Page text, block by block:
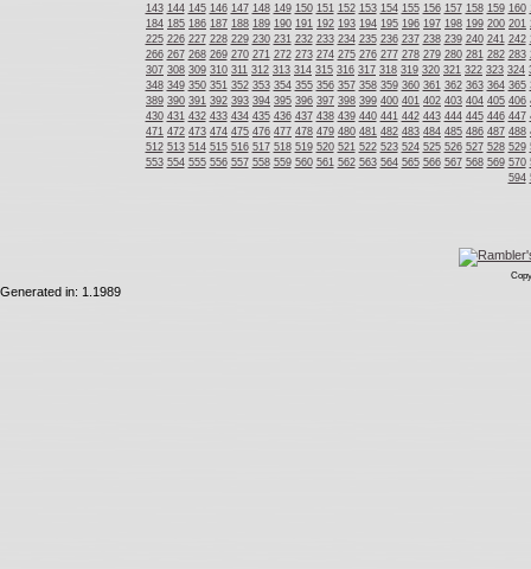
143 144 145 146 147 148 149 150 151 152 153 154 155 156 157 158 159 160
184 185 186 187 188 189 190 191 192 193 194 195 196 197 198 199 200 201
225 226 227 228 229 230 231 232 233 234 235 236 237 238 239 240 241 242
266 267 268 269 270 271 272 273 274 275 276 277 278 279 280 281 282 283
307 308 309 310 311 312 313 314 315 316 317 318 319 320 321 322 323 324
348 349 350 351 352 353 354 355 356 357 358 359 360 361 362 363 364 365
389 390 391 392 393 394 395 396 397 398 399 400 401 402 403 404 405 406
430 431 432 433 434 435 436 437 438 439 440 441 442 443 444 445 446 447
471 472 473 474 475 476 477 478 479 480 481 482 483 484 485 486 487 488
512 513 514 515 516 517 518 519 520 521 522 523 524 525 526 527 528 529
553 554 555 556 557 558 559 560 561 562 563 564 565 566 567 568 569 570
594
Generated in: 1.1989